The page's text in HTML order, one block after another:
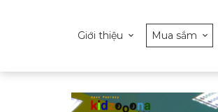
Giới thiệu Mua sắm